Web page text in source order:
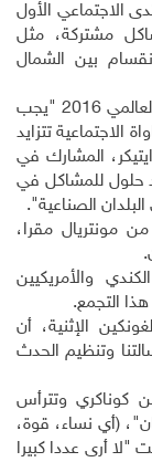
الاجتماعي الأول
مشتركة، مثل
بين الشمال
وقال رافاييل كانيت، منسق المنتدى الاجتماعي العالمي 2016 "يجب
الاجتماعية تتزايد
المشارك في
حلول للمشاكل في
الصناعية".
مونتريال مقرا،
.
الشعب الكندي والأمريكيين
التجمع.
الإثنية، أن
وتنظيم الحدث
كوناكري وتترأس
(أي نساء، قوة،
"لا أرى عددا كبيرا